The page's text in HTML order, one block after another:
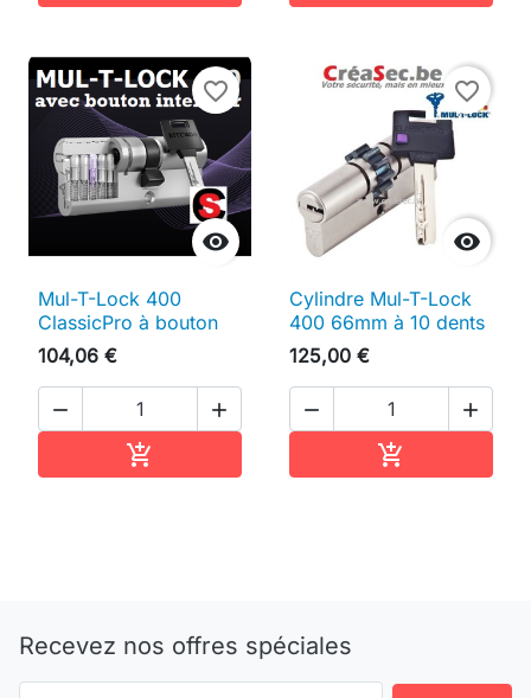

favorite_border
Mul-T-Lock 400
ClassicPro à bouton
104,06 €
 


favorite_border
Cylindre Mul-T-Lock
400 66mm à 10 dents
125,00 €
 

Recevez nos offres spéciales